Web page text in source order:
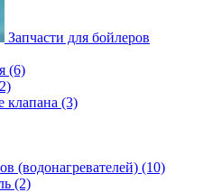
Запчасти для бойлеров
(6)
клапана (3)
(водонагревателей) (10)
(2)